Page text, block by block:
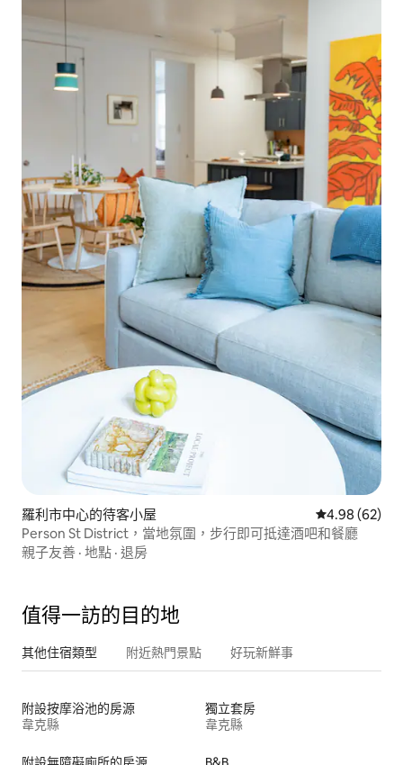
羅利市中心的待客小屋 從 62 則評價
4.98 (62)
Person St District，當地氛圍，步行即可抵達酒吧和餐廳
親子友善 · 地點 · 退房
值得一訪的目的地
其他住宿類型 附近熱門景點 好玩新鮮事
附設按摩浴池的房源
韋克縣
獨立套房
韋克縣